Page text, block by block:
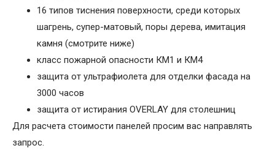
16 типов тиснения поверхности, среди которых
шагрень, супер-матовый, поры дерева, имитация
камня (смотрите ниже)
класс пожарной опасности КМ1 и КМ4
защита от ультрафиолета для отделки фасада на
3000 часов
защита от истирания OVERLAY для столешниц
Для расчета стоимости панелей просим вас направлять
запрос.